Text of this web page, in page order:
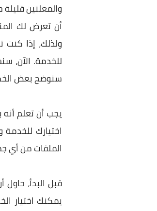
والمعلنين
أن تعرض لك
ولذلك، إذا
سنوضح بعض
يجب أن تعلم
اختيارك
الملفات من أي
قبل البدأ،
يمكنك اختيار